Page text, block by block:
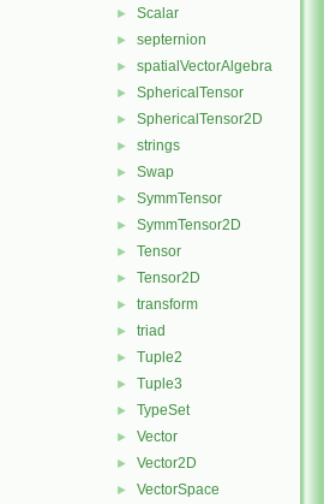
► Scalar
► septernion
► spatialVectorAlgebra
► SphericalTensor
► SphericalTensor2D
► strings
► Swap
► SymmTensor
► SymmTensor2D
► Tensor
► Tensor2D
► transform
► triad
► Tuple2
► Tuple3
► TypeSet
► Vector
► Vector2D
► VectorSpace